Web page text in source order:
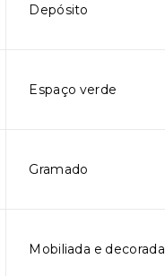
Depósito
Espaço verde
Gramado
Mobiliada e decorada